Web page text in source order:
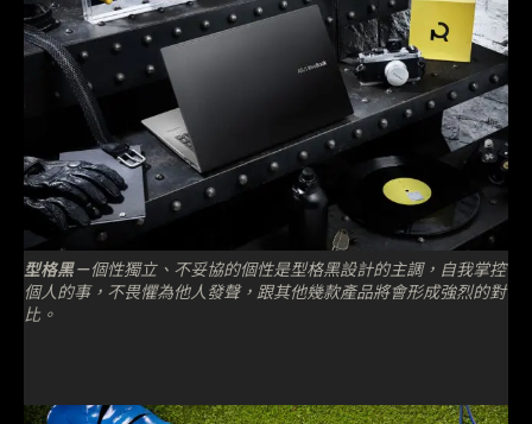
型格黑－個性獨立、不妥協的個性是型格黑設計的主調，自我掌控
個人的事，不畏懼為他人發聲，跟其他幾款產品將會形成強烈的對
比。